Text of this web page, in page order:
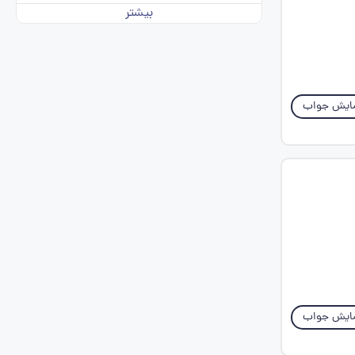
جواب
جواب
بیشتر